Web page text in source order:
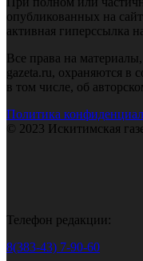
опубликованных на
активная гиперссылка
Все права на
gazeta.ru, охраняются в
в том числе, об
Политика
© 2023 Искитимская
Телефон редакции:
8(383-43) 7-90-60